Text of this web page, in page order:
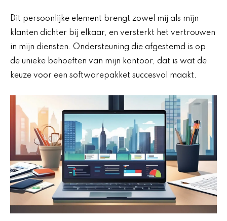
Dit persoonlijke element brengt zowel mij als mijn
klanten dichter bij elkaar, en versterkt het vertrouwen
in mijn diensten. Ondersteuning die afgestemd is op
de unieke behoeften van mijn kantoor, dat is wat de
keuze voor een softwarepakket succesvol maakt.